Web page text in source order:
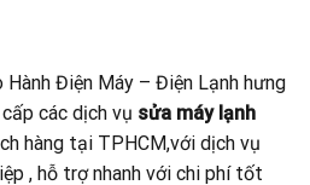
Hành Điện Máy – Điện Lạnh hưng
các dịch vụ sửa máy lạnh
hàng tại TPHCM,với dịch vụ
, hỗ trợ nhanh với chi phí tốt